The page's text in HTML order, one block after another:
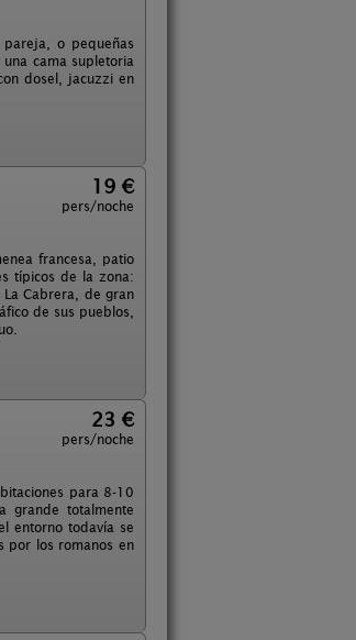
o pequeñas
cama supletoria
dosel, jacuzzi en
19 €
pers/noche
francesa, patio
típicos de la zona:
Cabrera, de gran
de sus pueblos,
23 €
pers/noche
para 8-10
grande totalmente
entorno todavía se
por los romanos en